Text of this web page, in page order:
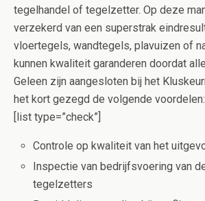
tegelhandel of tegelzetter. Op deze
verzekerd van een superstrak
vloertegels, wandtegels, plavuizen of
kunnen kwaliteit garanderen doordat
Geleen zijn aangesloten bij het
het kort gezegd de volgende voordelen:
[list type=”check”]
Controle op kwaliteit van het
Inspectie van bedrijfsvoering van
tegelzetters